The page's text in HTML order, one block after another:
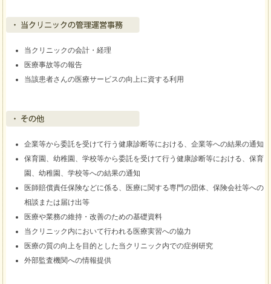
当クリニックの会計・経理
医療事故等の報告
当該患者さんの医療サービスの向上に資する利用
企業等から委託を受けて行う健康診断等における、企業等への結果の通知
保育園、幼稚園、学校等から委託を受けて行う健康診断等における、保育
園、幼稚園、学校等への結果の通知
医師賠償責任保険などに係る、医療に関する専門の団体、保険会社等への
相談または届け出等
医療や業務の維持・改善のための基礎資料
当クリニック内において行われる医療実習への協力
医療の質の向上を目的とした当クリニック内での症例研究
外部監査機関への情報提供